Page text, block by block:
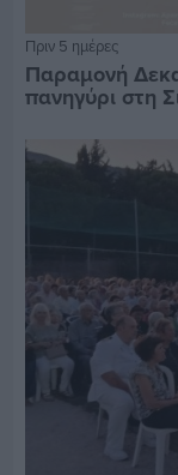
Πριν 5 ημέρες
Παραμονή
πανηγύρι στη